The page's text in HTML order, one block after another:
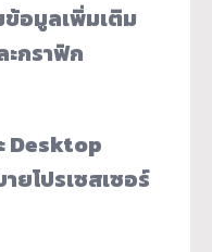
อมูลเพิ่มเติม
กราฟิก
Desktop
ยโปรเซสเซอร์